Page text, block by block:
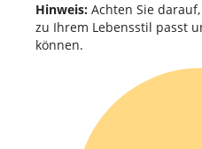
Hinweis: Achten Sie
zu Ihrem Lebensstil passt
können.